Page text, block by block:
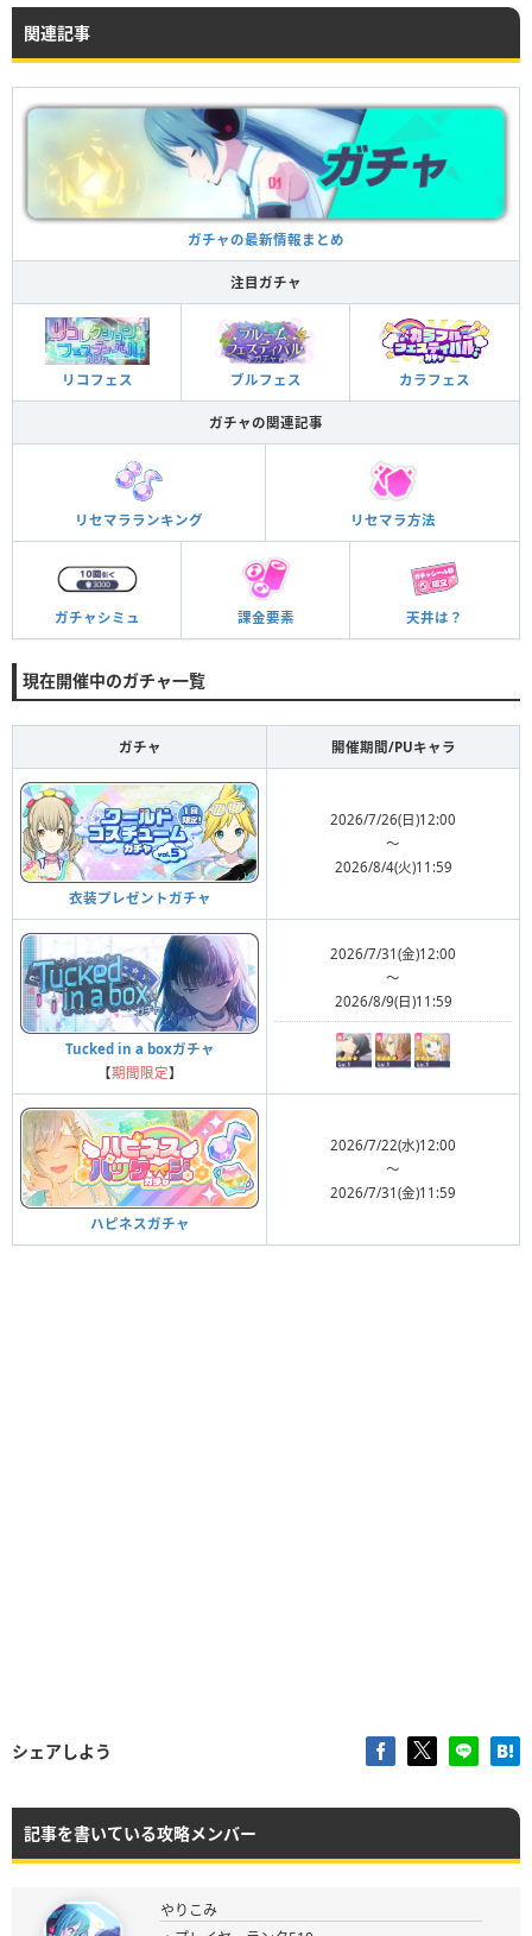
関連記事
ガチャの最新情報まとめ
注目ガチャ
リコフェス ブルフェス カラフェス
ガチャの関連記事
リセマラランキング リセマラ方法
ガチャシミュ 課金要素 天井は？
現在開催中のガチャ一覧
ガチャ 開催期間/PUキャラ
衣装プレゼントガチャ
2026/7/26(日)12:00
〜
2026/8/4(火)11:59
Tucked in a boxガチャ
【期間限定】
2026/7/31(金)12:00
〜
2026/8/9(日)11:59
ハピネスガチャ
2026/7/22(水)12:00
〜
2026/7/31(金)11:59
シェアしよう
記事を書いている攻略メンバー
やりこみ